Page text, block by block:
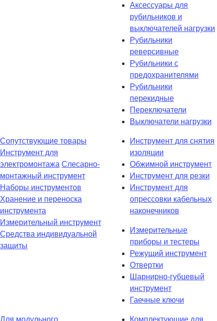
Аксессуары для
рубильников и
выключателей нагрузки
Рубильники
реверсивные
Рубильники с
предохранителями
Рубильники
перекидные
Переключатели
Выключатели нагрузки
Сопутствующие товары
Инструмент для
электромонтажа Слесарно-
монтажный инструмент
Наборы инструментов
Хранение и переноска
инструмента
Измерительный инструмент
Средства индивидуальной
защиты
Инструмент для снятия
изоляции
Обжимной инструмент
Инструмент для резки
Инструмент для
опрессовки кабельных
наконечников
Измерительные
приборы и тестеры
Режущий инструмент
Отвертки
Шарнирно-губцевый
инструмент
Гаечные ключи
Для модульного
Комплектующие для